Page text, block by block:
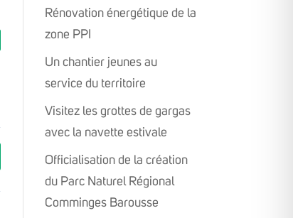
Rénovation énergétique de la
zone PPI
Un chantier jeunes au
service du territoire
Visitez les grottes de gargas
avec la navette estivale
Officialisation de la création
du Parc Naturel Régional
Comminges Barousse